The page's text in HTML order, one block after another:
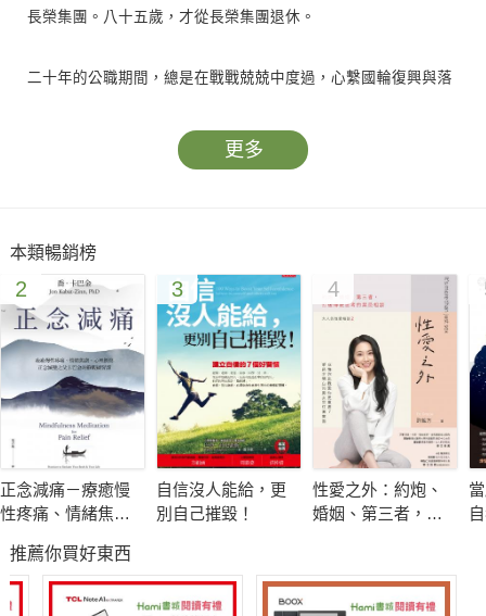
長榮集團。八十五歲，才從長榮集團退休。
二十年的公職期間，總是在戰戰兢兢中度過，心繫國輪復興與落
轉戰長榮海運後，跟著長榮集團總裁張榮發推動貨櫃化，開闢世
外航運中心」、「兩岸三地航運」以及九七後台港航線的協商談
判都參與其中，並影響到後來的兩岸直航。實為推動台灣航運界
發展的重要人物之一。
回顧海運生涯，林省三初心如一，深信四面環海的台灣，企盼國
輪能航遍全球，展現國力，讓海洋立國不再是口號。
更多
本類暢銷榜
2
正念減痛－療癒慢
性疼痛、情緒焦
念減壓之父卡巴金
的靜觀練習課
3
自信沒人能給，更
別自己摧毀！
4
性愛之外：約炮、
婚姻、第三者，打
推薦你買好東西